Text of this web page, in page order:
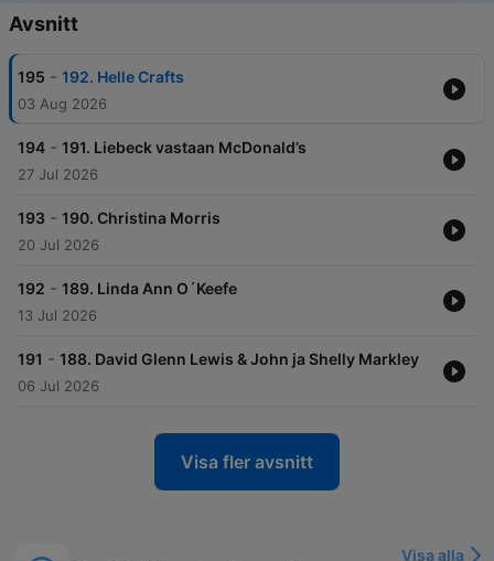
Avsnitt
195 - 192. Helle Crafts
03 Aug 2026
194 - 191. Liebeck vastaan McDonald’s
27 Jul 2026
193 - 190. Christina Morris
20 Jul 2026
192 - 189. Linda Ann O´Keefe
13 Jul 2026
191 - 188. David Glenn Lewis & John ja Shelly Markley
06 Jul 2026
Visa fler avsnitt
Visa alla